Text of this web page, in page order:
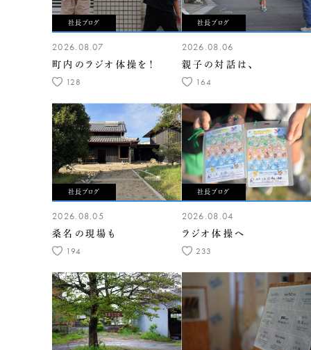
社長ブログ
2026.08.07
町内のラジオ体操を！
128
社長ブログ
2026.08.06
親子の対話は、
164
社長ブログ
2026.08.05
桑名の現場も
194
社長ブログ
2026.08.04
ラジオ体操へ
233